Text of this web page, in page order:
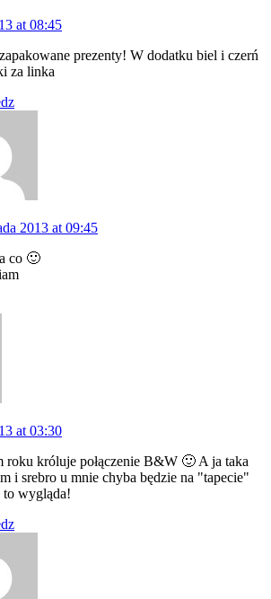
at 08:45
prezenty! W dodatku biel i czerń
za linka
2013 at 09:45
co 🙂
at 03:30
roku króluje połączenie B&W 🙂 A ja taka
i srebro u mnie chyba będzie na "tapecie"
wygląda!